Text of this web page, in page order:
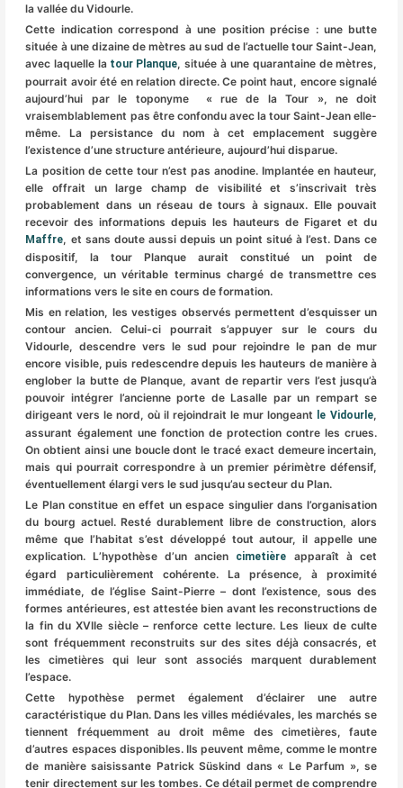
la vallée du Vidourle.
Cette indication correspond à une position précise : une butte
située à une dizaine de mètres au sud de l’actuelle tour Saint-Jean,
avec laquelle la tour Planque, située à une quarantaine de mètres,
pourrait avoir été en relation directe. Ce point haut, encore signalé
aujourd’hui par le toponyme « rue de la Tour », ne doit
vraisemblablement pas être confondu avec la tour Saint-Jean elle-
même. La persistance du nom à cet emplacement suggère
l’existence d’une structure antérieure, aujourd’hui disparue.
La position de cette tour n’est pas anodine. Implantée en hauteur,
elle offrait un large champ de visibilité et s’inscrivait très
probablement dans un réseau de tours à signaux. Elle pouvait
recevoir des informations depuis les hauteurs de Figaret et du
Maffre, et sans doute aussi depuis un point situé à l’est. Dans ce
dispositif, la tour Planque aurait constitué un point de
convergence, un véritable terminus chargé de transmettre ces
informations vers le site en cours de formation.
Mis en relation, les vestiges observés permettent d’esquisser un
contour ancien. Celui-ci pourrait s’appuyer sur le cours du
Vidourle, descendre vers le sud pour rejoindre le pan de mur
encore visible, puis redescendre depuis les hauteurs de manière à
englober la butte de Planque, avant de repartir vers l’est jusqu’à
pouvoir intégrer l’ancienne porte de Lasalle par un rempart se
dirigeant vers le nord, où il rejoindrait le mur longeant
le Vidourle,
assurant également une fonction de protection contre les crues.
On obtient ainsi une boucle dont le tracé exact demeure incertain,
mais qui pourrait correspondre à un premier périmètre défensif,
éventuellement élargi vers le sud jusqu’au secteur du Plan.
Le Plan constitue en effet un espace singulier dans l’organisation
du bourg actuel. Resté durablement libre de construction, alors
même que l’habitat s’est développé tout autour, il appelle une
explication. L’hypothèse d’un ancien cimetière apparaît à cet
égard particulièrement cohérente. La présence, à proximité
immédiate, de l’église Saint-Pierre – dont l’existence, sous des
formes antérieures, est attestée bien avant les reconstructions de
la fin du XVIIe siècle – renforce cette lecture. Les lieux de culte
sont fréquemment reconstruits sur des sites déjà consacrés, et
les cimetières qui leur sont associés marquent durablement
l’espace.
Cette hypothèse permet également d’éclairer une autre
caractéristique du Plan. Dans les villes médiévales, les marchés se
tiennent fréquemment au droit même des cimetières, faute
d’autres espaces disponibles. Ils peuvent même, comme le montre
de manière saisissante Patrick Süskind dans « Le Parfum », se
tenir directement sur les tombes. Ce détail permet de comprendre